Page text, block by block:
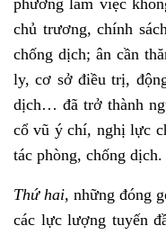
phương làm việc
chủ trương, chính
chống dịch; ân cần
ly, cơ sở điều trị,
dịch… đã trở thành
cổ vũ ý chí, nghị lực
tác phòng, chống dịch.
Thứ hai,những đóng
các lực lượng tuyến